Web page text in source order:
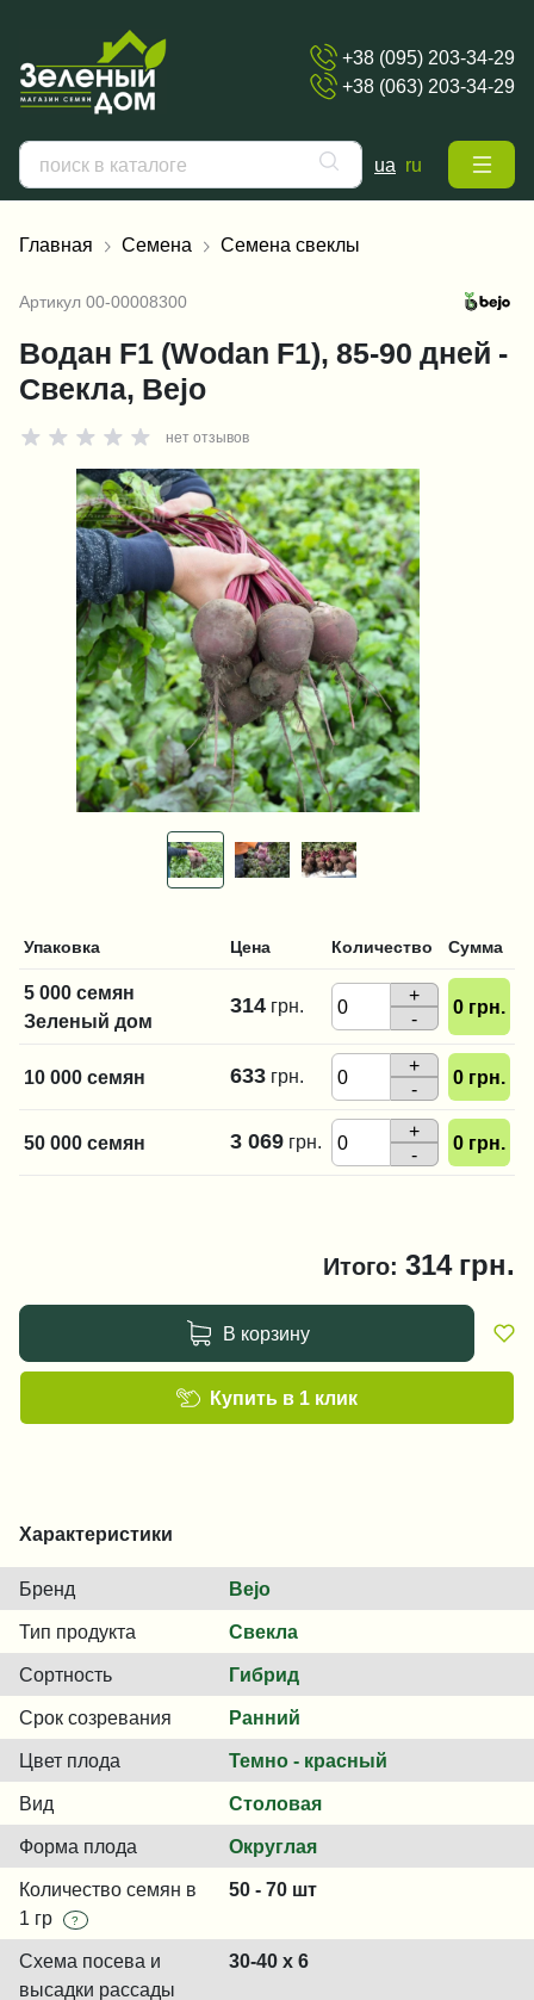
+38 (095) 203-34-29
+38 (063) 203-34-29
ua ru
Главная Семена Семена свеклы
Артикул 00-00008300
Водан F1 (Wodan F1), 85-90 дней -
Свекла, Bejo
нет отзывов
Упаковка Цена Количество Сумма
5 000 семян
Зеленый дом
314 грн.
+
-
0 грн.
10 000 семян 633 грн.
+
-
0 грн.
50 000 семян 3 069 грн.
+
-
0 грн.
Итого: 314грн.
В корзину
Купить в 1 клик
Характеристики
Бренд Bejo
Тип продукта Свекла
Сортность Гибрид
Срок созревания Ранний
Цвет плода Темно - красный
Вид Столовая
Форма плода Округлая
Количество семян в
1 гр
?
50 - 70 шт
Схема посева и
высадки рассады
30-40 x 6